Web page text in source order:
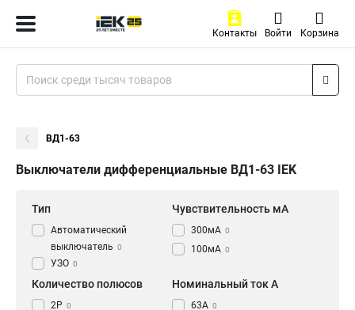
Контакты Войти Корзина
ВД1-63
Выключатели дифференциальные ВД1-63 IEK
Тип
Автоматический
выключатель 0
УЗО 0
Чувствительность мА
300мА 0
100мА 0
Количество полюсов
2Р 0
Номинальный ток A
63А 0